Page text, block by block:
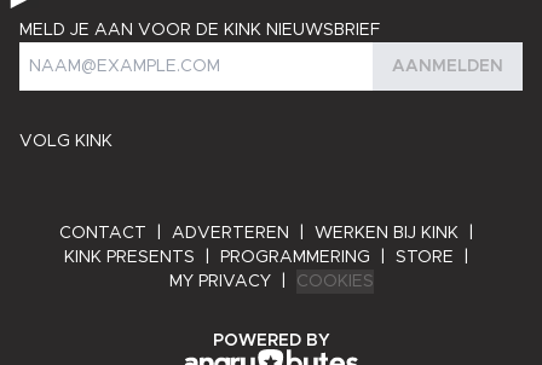
VOLG KINK
MELD JE AAN VOOR DE KINK NIEUWSBRIEF
AANMELDEN
CONTACT ADVERTEREN WERKEN BIJ KINK
KINK PRESENTS
PROGRAMMERING STORE
MY PRIVACY
COOKIES
POWERED BYANGRY BYTES